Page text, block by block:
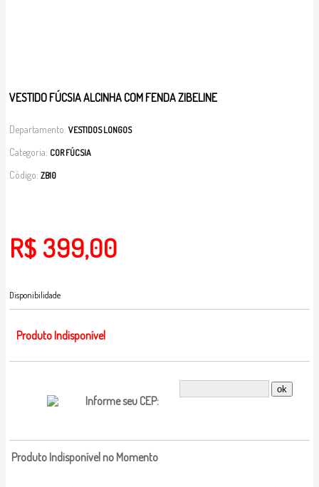
VESTIDO FÚCSIA ALCINHA COM FENDA ZIBELINE
Departamento: VESTIDOS LONGOS
Categoria: COR FÚCSIA
Código: ZB10
R$ 399,00
Disponibilidade
Produto Indisponível
Informe seu CEP:
Produto Indisponível no Momento